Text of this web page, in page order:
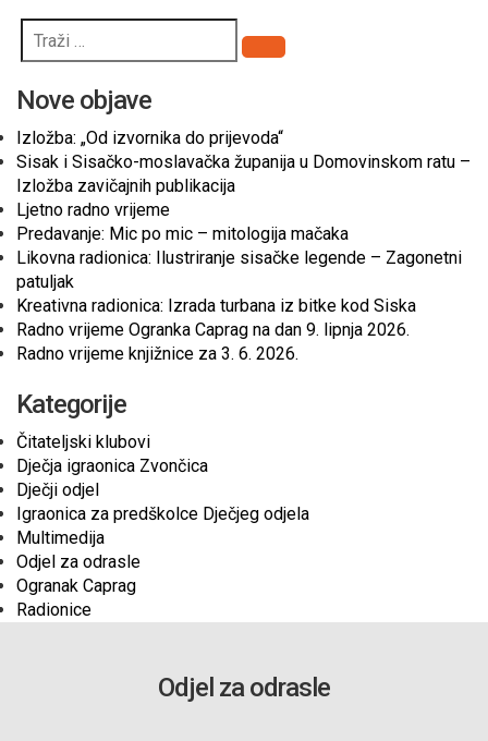
Pretraži
Nove objave
Izložba: „Od izvornika do prijevoda“
Sisak i Sisačko-moslavačka županija u Domovinskom ratu –
Izložba zavičajnih publikacija
Ljetno radno vrijeme
Predavanje: Mic po mic – mitologija mačaka
Likovna radionica: Ilustriranje sisačke legende – Zagonetni
patuljak
Kreativna radionica: Izrada turbana iz bitke kod Siska
Radno vrijeme Ogranka Caprag na dan 9. lipnja 2026.
Radno vrijeme knjižnice za 3. 6. 2026.
Kategorije
Čitateljski klubovi
Dječja igraonica Zvončica
Dječji odjel
Igraonica za predškolce Dječjeg odjela
Multimedija
Odjel za odrasle
Ogranak Caprag
Radionice
Odjel za odrasle